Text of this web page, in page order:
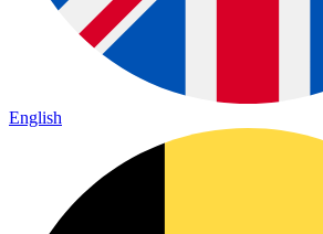
English